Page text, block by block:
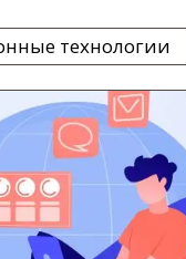
технологии